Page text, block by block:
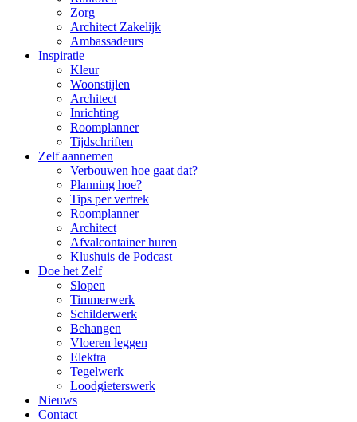
Zorg
Architect Zakelijk
Ambassadeurs
Inspiratie
Kleur
Woonstijlen
Architect
Inrichting
Roomplanner
Tijdschriften
Zelf aannemen
Verbouwen hoe gaat dat?
Planning hoe?
Tips per vertrek
Roomplanner
Architect
Afvalcontainer huren
Klushuis de Podcast
Doe het Zelf
Slopen
Timmerwerk
Schilderwerk
Behangen
Vloeren leggen
Elektra
Tegelwerk
Loodgieterswerk
Nieuws
Contact